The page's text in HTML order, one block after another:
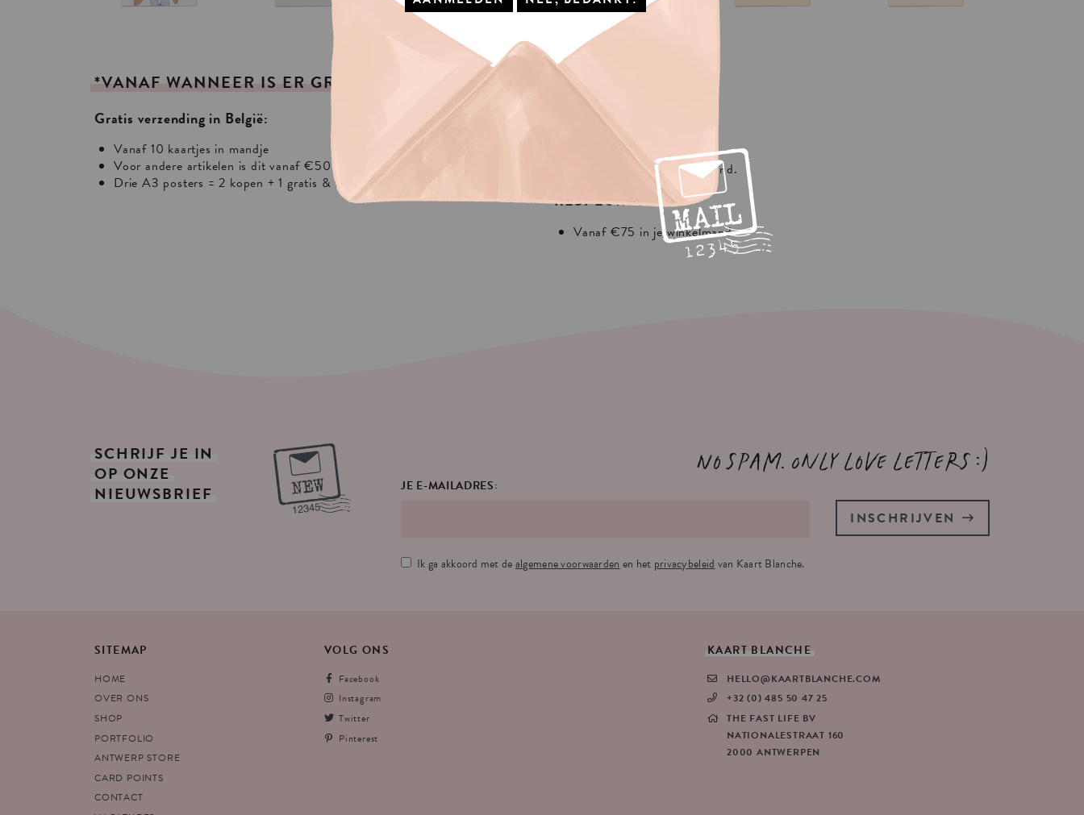
*VANAF WANNEER IS ER GRATIS VERZENDING?
Gratis verzending in België:
Vanaf 10 kaartjes in mandje
Voor andere artikelen is dit vanaf €50 of €75 in je winkelmandje.
Drie A3 posters = 2 kopen + 1 gratis & free shipping
In Europa:
NEDERLAND
Vanaf €30 in je winkelmand.
REST EUROPA
Vanaf €75 in je winkelmand.
SCHRIJF JE IN
OP ONZE
NIEUWSBRIEF
No spam. Only love letters :)
JE E-MAILADRES:
Ik ga akkoord met dealgemene voorwaarden en het privacybeleid van Kaart Blanche.
INSCHRIJVEN
SITEMAP
HOME
OVER ONS
SHOP
PORTFOLIO
ANTWERP STORE
CARD POINTS
CONTACT
VOLG ONS
Facebook
Instagram
Twitter
Pinterest
KAART BLANCHE
HELLO@KAARTBLANCHE.COM
+32 (0) 485 50 47 25
THE FAST LIFE BV
NATIONALESTRAAT 160
2000 ANTWERPEN